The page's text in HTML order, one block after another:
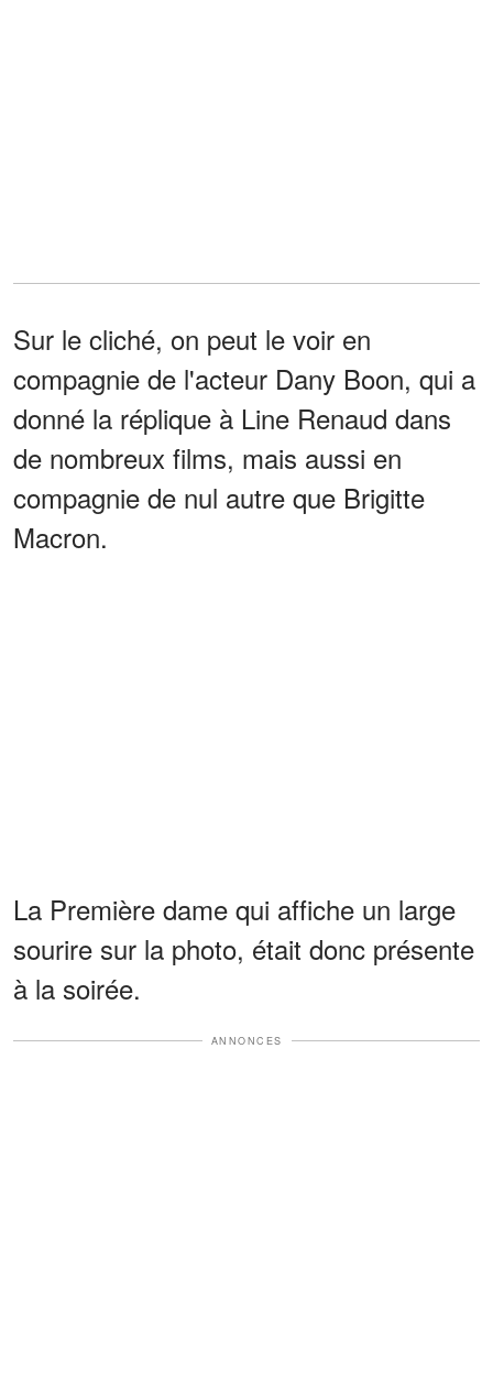
Sur le cliché, on peut le voir en
compagnie de l'acteur Dany Boon, qui a
donné la réplique à Line Renaud dans
de nombreux films, mais aussi en
compagnie de nul autre que Brigitte
Macron.
La Première dame qui affiche un large
sourire sur la photo, était donc présente
à la soirée.
ANNONCES